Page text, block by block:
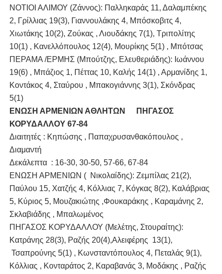
ΝΟΤΙΟΙ ΑΛΙΜΟΥ (Ζάννος): Παλληκαράς 11, Δαλαμπέκης
2, Γρίλλιας 19(3), Γιαννουλάκης 4, Μπόσκοβιτς 4,
Χιωτάκης 10(2), Ζούκας , Λιουδάκης 7(1), Τριπολίτης
10(1) , Κανελλόπουλος 12(4), Μουρίκης 5(1) , Μπότσας
ΠΕΡΑΜΑ /ΕΡΜΗΣ (Μπούτζης, Ελευθεριάδης): Ιωάννου
19(6) , Μπάζιος 1, Πέττας 10, Καλής 14(1) , Αρμανίδης 1,
Κοντάκος 4, Σταύρου , Μπακογιάννης 3(1), Σκόνδρας
5(1)
ΕΝΩΣΗ ΑΡΜΕΝΙΩΝ ΑΘΛΗΤΩΝ
ΠΗΓΑΣΟΣ
ΚΟΡΥΔΑΛΛΟΥ 67-84
Διαιτητές : Κηπώσης , Παπαχρυσανθακόπουλος ,
Διαμαντή
Δεκάλεπτα : 16-30, 30-50, 57-66, 67-84
ΕΝΩΣΗ ΑΡΜΕΝΙΩΝ ( Νικολαίδης): Ζεμπίλας 21(2),
Παύλου 15, Χατζής 4, Κόλλιας 7, Κόγκας 8(2), Καλάβριας
5, Κύριος 5, Μουζακιώτης ,Φουκαράκης , Καραμάνης 2,
Σκλαβιάδης , Μπαλωμένος
ΠΗΓΑΣΟΣ ΚΟΡΥΔΑΛΛΟΥ (Μελέτης, Στουραίτης):
Κατράνης 28(3), Ραζής 20(4),Αλειφέρης 13(1),
Τσαπρούνης 5(1) , Κωνσταντόπουλος 4, Πεταλάς 9(1),
Κόλλιας , Κονταράτος 2, Καραβανάς 3, Μοδάκης , Ραζής